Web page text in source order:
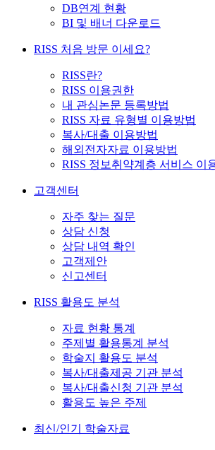
DB연계 현황
BI 및 배너 다운로드
RISS 처음 방문 이세요?
RISS란?
RISS 이용권한
내 관심논문 등록방법
RISS 자료 유형별 이용방법
복사/대출 이용방법
해외전자자료 이용방법
RISS 정보취약계층 서비스 이
고객센터
자주 찾는 질문
상담 신청
상담 내역 확인
고객제안
신고센터
RISS 활용도 분석
자료 현황 통계
주제별 활용통계 분석
학술지 활용도 분석
복사/대출제공 기관 분석
복사/대출신청 기관 분석
활용도 높은 주제
최신/인기 학술자료